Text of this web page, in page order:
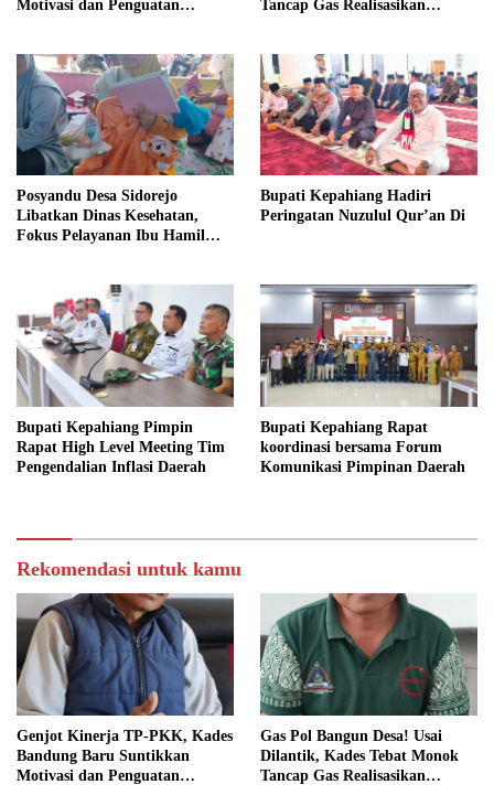
Motivasi dan Penguatan
Tancap Gas Realisasikan
Posyandu Desa Sidorejo
Libatkan Dinas Kesehatan,
Fokus Pelayanan Ibu Hamil
Bupati Kepahiang Hadiri
Peringatan Nuzulul Qur’an Di
Bupati Kepahiang Pimpin
Rapat High Level Meeting Tim
Pengendalian Inflasi Daerah
Bupati Kepahiang Rapat
koordinasi bersama Forum
Komunikasi Pimpinan Daerah
Rekomendasi untuk kamu
Genjot Kinerja TP-PKK, Kades
Bandung Baru Suntikkan
Motivasi dan Penguatan
Gas Pol Bangun Desa! Usai
Dilantik, Kades Tebat Monok
Tancap Gas Realisasikan